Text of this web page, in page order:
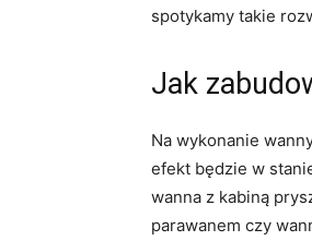
spotykamy takie
Jak
Na wykonanie
efekt będzie w
wanna z kabiną
parawanem czy